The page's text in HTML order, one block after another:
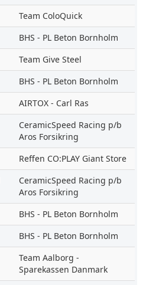
Team ColoQuick
BHS - PL Beton Bornholm
Team Give Steel
BHS - PL Beton Bornholm
AIRTOX - Carl Ras
CeramicSpeed Racing p/b
Aros Forsikring
Reffen CO:PLAY Giant Store
CeramicSpeed Racing p/b
Aros Forsikring
BHS - PL Beton Bornholm
BHS - PL Beton Bornholm
Team Aalborg -
Sparekassen Danmark